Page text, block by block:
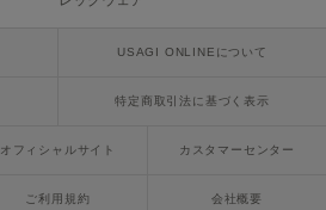
USAGI ONLINEについて
特定商取引法に基づく表示
オフィシャルサイト カスタマーセンター
ご利用規約 会社概要